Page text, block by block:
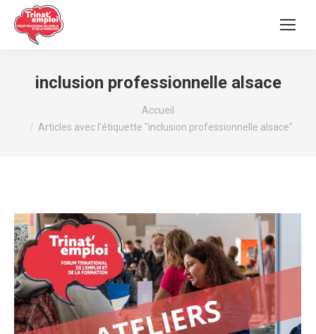
inclusion professionnelle alsace
Accueil
Articles avec l’étiquette "inclusion professionnelle alsace"